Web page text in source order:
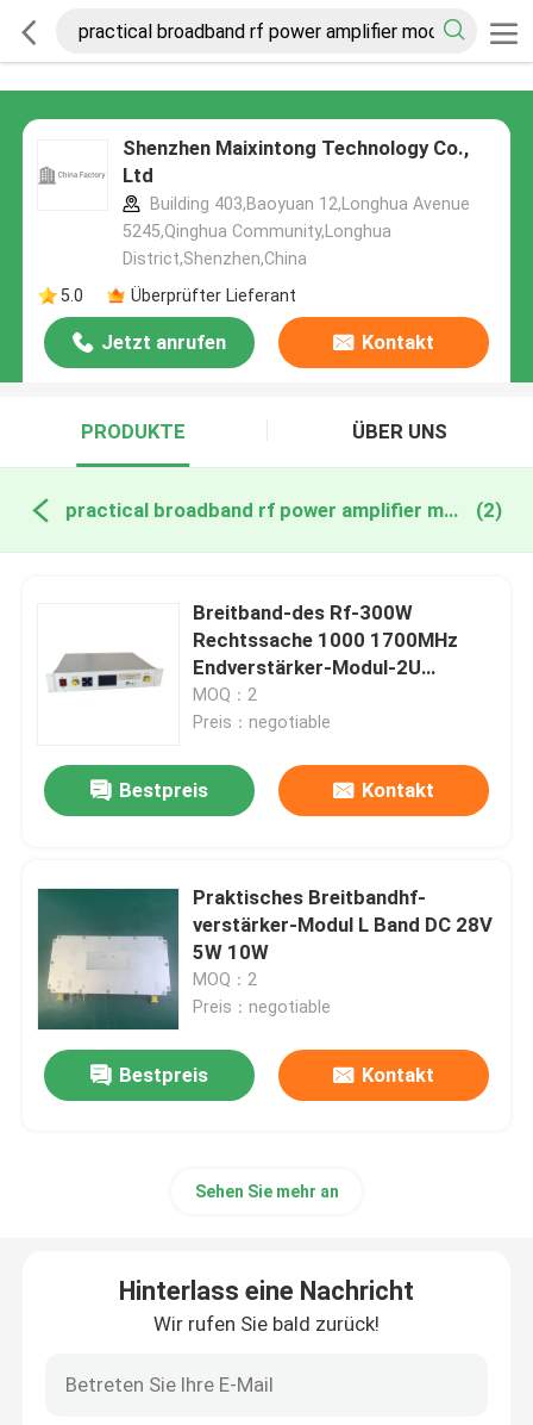
Shenzhen Maixintong Technology Co.,
Ltd
Building 403,Baoyuan 12,Longhua Avenue
5245,Qinghua Community,Longhua
District,Shenzhen,China
5.0
Überprüfter Lieferant
Jetzt anrufen Kontakt
PRODUKTE ÜBER UNS
practical broadband rf power amplifier module online manufacture (2)
Breitband-des Rf-300W
Rechtssache 1000 1700MHz
Endverstärker-Modul-2U
praktisch
MOQ：2
Preis：negotiable
Bestpreis Kontakt
Praktisches Breitbandhf-
verstärker-Modul L Band DC 28V
5W 10W
MOQ：2
Preis：negotiable
Bestpreis Kontakt
Sehen Sie mehr an
Hinterlass eine Nachricht
Wir rufen Sie bald zurück!